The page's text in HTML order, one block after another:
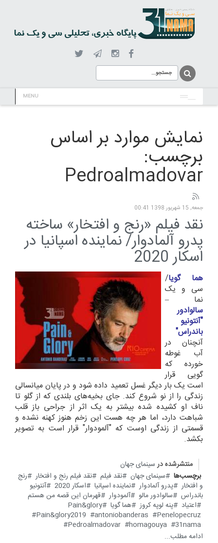
MENU
نمایش موارد بر اساس
برچسب:
Pedroalmadovar
جمعه, 15 شهریور 1398 00:41
نقد فیلم «رنج و افتخار» ساخته
پدرو آلمادوار/ نماینده اسپانیا در
اسکار 2020
هما گویا/
سی و یک
نما –
سالوادور
"آنتونیو
باندراس"
آنچنان در
آب غوطه
خورده که
گویی قرار
است یک بار دیگر غسل تعمید داده شود و در پایان میانسالی
زندگی را از نو شروع کند. جای بخیه‌های بلندی که از گلو تا
ناف او کشیده شده بیشتر به یک اثر از جراحی باز قلب
شباهت دارد، اما هر چه هست این زخم هنوز کهنه نشده و
قسمتی از زندگی اوست که "آلمودوار" قرار است به تصویر
بکشد.
منتشرشده در سینمای جهان
برچسب‌ها
سینمای جهان نقد فیلم نقد فیلم رنج و افتخار
رنج
و افتخار
پدرو آلمادوار نماینده اسپانیا اسکار 2020
آنتونیو
باندراس
سالوادور مالو آلمودوار
قهرمان این قصه من هستم
اعتیاد
پنه لوپه کروز هما گویا
Pain&glory
Pain&glory2019
antoniobanderas
Penelopecruz
Pedroalmadovar
homagouya
31nama
ادامه مطلب...